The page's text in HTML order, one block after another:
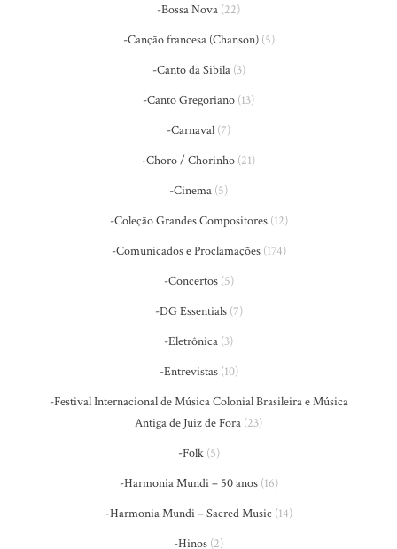
-Bossa Nova (22)
-Canção francesa (Chanson)(5)
-Canto da Sibila(3)
-Canto Gregoriano (13)
-Carnaval (7)
-Choro / Chorinho (21)
-Cinema (5)
-Coleção Grandes Compositores(12)
-Comunicados e Proclamações(174)
-Concertos(5)
-DG Essentials(7)
-Eletrônica (3)
-Entrevistas(10)
-Festival Internacional de Música Colonial Brasileira e Música
Antiga de Juiz de Fora (23)
-Folk(5)
-Harmonia Mundi – 50 anos(16)
-Harmonia Mundi – Sacred Music (14)
-Hinos (2)